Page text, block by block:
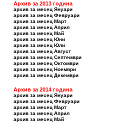
Архив за 2013 година
архив за месец Януари
архив за месец Февруари
архив за месец Март
архив за месец Април
архив за месец Май
архив за месец Юни
архив за месец Юли
архив за месец Август
архив за месец Септември
архив за месец Октомври
архив за месец Ноември
архив за месец Декември
Архив за 2014 година
архив за месец Януари
архив за месец Февруари
архив за месец Март
архив за месец Април
архив за месец Май